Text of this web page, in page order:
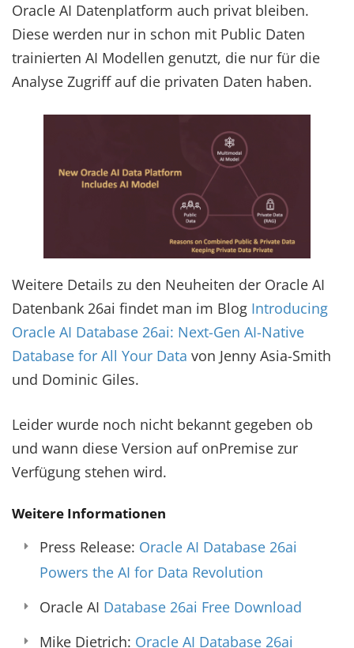
Oracle AI Datenplatform auch privat bleiben.
Diese werden nur in schon mit Public Daten
trainierten AI Modellen genutzt, die nur für die
Analyse Zugriff auf die privaten Daten haben.
Weitere Details zu den Neuheiten der Oracle AI
Datenbank 26ai findet man im Blog Introducing
Oracle AI Database 26ai: Next-Gen AI-Native
Database for All Your Data von Jenny Asia-Smith
und Dominic Giles.
Leider wurde noch nicht bekannt gegeben ob
und wann diese Version auf onPremise zur
Verfügung stehen wird.
Weitere Informationen
Press Release: Oracle AI Database 26ai
Powers the AI for Data Revolution
Oracle AI Database 26ai Free Download
Mike Dietrich: Oracle AI Database 26ai